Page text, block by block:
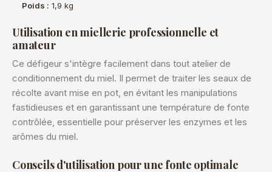
Poids : 1,9 kg
Utilisation en miellerie professionnelle et
amateur
Ce défigeur s'intègre facilement dans tout atelier de
conditionnement du miel. Il permet de traiter les seaux de
récolte avant mise en pot, en évitant les manipulations
fastidieuses et en garantissant une température de fonte
contrôlée, essentielle pour préserver les enzymes et les
arômes du miel.
Conseils d'utilisation pour une fonte optimale